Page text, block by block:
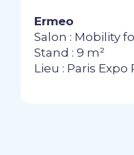
Ermeo
Salon : Mobility
Stand : 9 m²
Lieu : Paris